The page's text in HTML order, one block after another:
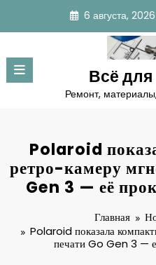
содержимому
6 августа, 2026
Всё
Ремонт,
Polaroid
ретро-камеру
Gen 3 — её
Главная
Polaroid показала
печати Go Gen 3 —